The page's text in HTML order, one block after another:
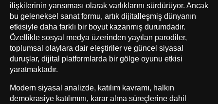
ilişkilerinin yansıması olarak varlıklarını sürdürüyor. Ancak
bu geleneksel sanat formu, artık dijitalleşmiş dünyanın
etkisiyle daha farklı bir boyut kazanmış durumdadır.
Özellikle sosyal medya üzerinden yayılan parodiler,
toplumsal olaylara dair eleştiriler ve güncel siyasal
duruşlar, dijital platformlarda bir gölge oyunu etkisi
yaratmaktadır.
Modern siyasal analizde, katılım kavramı, halkın
demokrasiye katılımını, karar alma süreçlerine dahil